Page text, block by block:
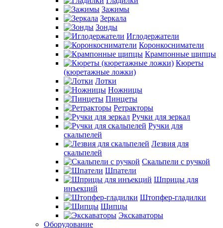
Зажимы
Зеркала
Зонды
Иглодержатели
Коронкосниматели
Крампонные щипцы
Кюреты
(кюретажные ложки)
Лотки
Ножницы
Пинцеты
Ретракторы
Ручки для зеркал
Ручки для
скальпелей
Лезвия для
скальпелей
Скальпели с ручкой
Шпатели
Шприцы для
инъекций
Штопфер-гладилки
Щипцы
Экскаваторы
Оборудование